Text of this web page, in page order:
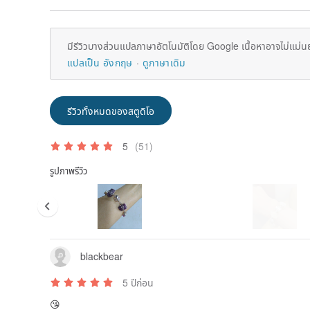
มีรีวิวบางส่วนแปลภาษาอัตโนมัติโดย Google เนื้อหาอาจไม่แม่น
แปลเป็น อังกฤษ
ดูภาษาเดิม
รีวิวทั้งหมดของสตูดิโอ
5 (51)
รูปภาพรีวิว
blackbear
5 ปีก่อน
😘